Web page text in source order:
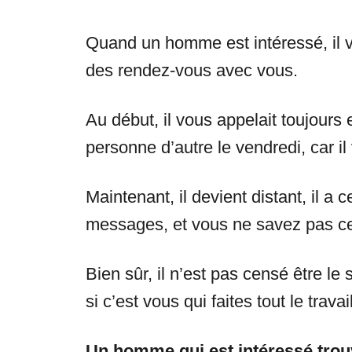
Quand un homme est intéressé, il
des rendez-vous avec vous.
Au début, il vous appelait toujours
personne d’autre le vendredi, car
Maintenant, il devient distant, il a
messages, et vous ne savez pas
Bien sûr, il n’est pas censé être
si c’est vous qui faites tout le